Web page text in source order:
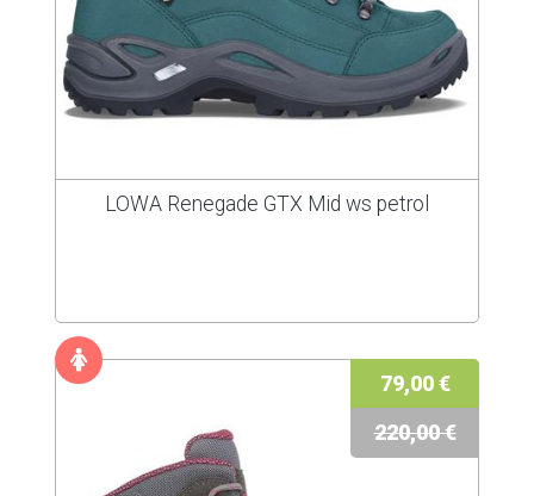
LOWA Renegade GTX Mid ws petrol
79,00 €
220,00 €